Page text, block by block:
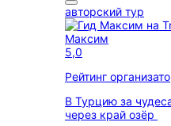
авторский тур
Максим
5,0
Рейтинг
В Турцию за
через край озёр